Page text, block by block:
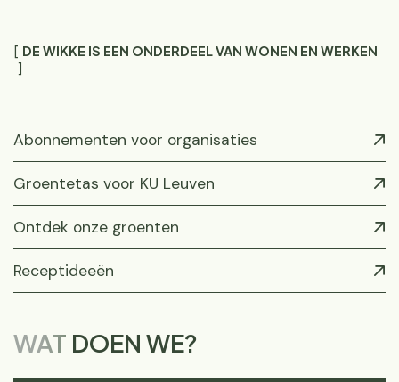
DE WIKKE IS EEN ONDERDEEL VAN WONEN EN WERKEN
Abonnementen voor organisaties
Groentetas voor KU Leuven
Ontdek onze groenten
Receptideeën
WAT DOEN WE?